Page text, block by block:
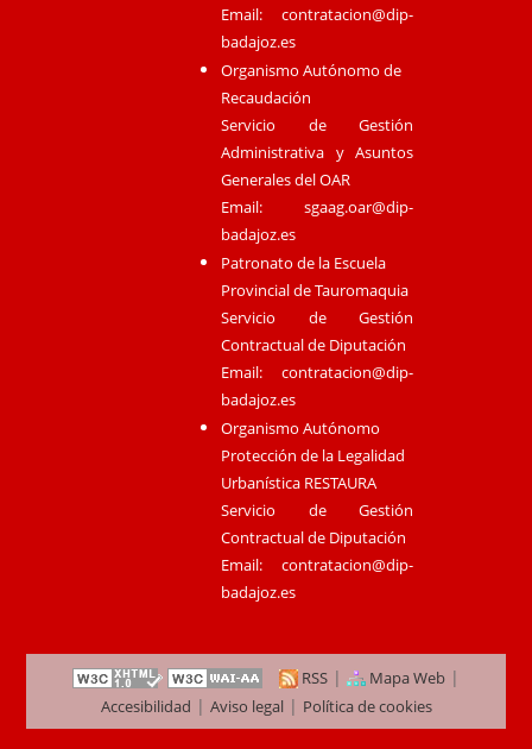
Email:contratacion@dip-
badajoz.es
Organismo Autónomo de
Recaudación
Servicio de Gestión
Administrativa y Asuntos
Generales del OAR
Email:sgaag.oar@dip-
badajoz.es
Patronato de la Escuela
Provincial de Tauromaquia
Servicio de Gestión
Contractual de Diputación
Email:contratacion@dip-
badajoz.es
Organismo Autónomo
Protección de la Legalidad
Urbanística RESTAURA
Servicio de Gestión
Contractual de Diputación
Email:contratacion@dip-
badajoz.es
RSS | Mapa Web |
Accesibilidad | Aviso legal| Política de cookies